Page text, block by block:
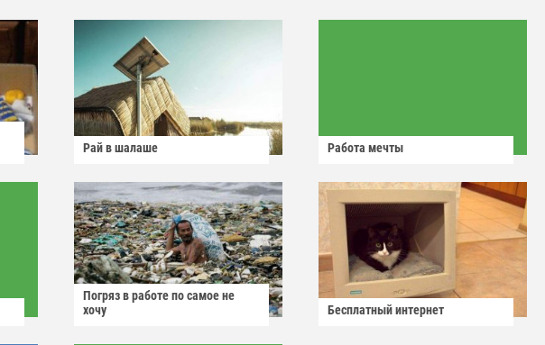
Рай в шалаше Работа мечты
Погряз в работе по самое не
хочу
Бесплатный интернет